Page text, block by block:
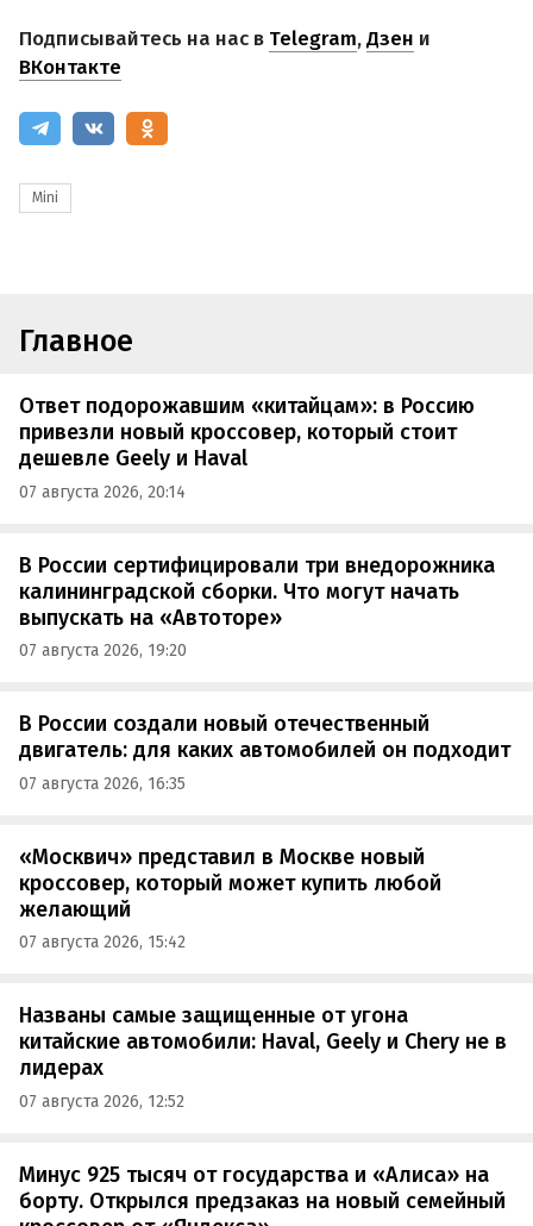
Подписывайтесь на нас в Telegram,Дзен и
ВКонтакте
Mini
Главное
Ответ подорожавшим «китайцам»: в Россию
привезли новый кроссовер, который стоит
дешевле Geely и Haval
07 августа 2026, 20:14
В России сертифицировали три внедорожника
калининградской сборки. Что могут начать
выпускать на «Автоторе»
07 августа 2026, 19:20
В России создали новый отечественный
двигатель: для каких автомобилей он подходит
07 августа 2026, 16:35
«Москвич» представил в Москве новый
кроссовер, который может купить любой
желающий
07 августа 2026, 15:42
Названы самые защищенные от угона
китайские автомобили: Haval, Geely и Chery не в
лидерах
07 августа 2026, 12:52
Минус 925 тысяч от государства и «Алиса» на
борту. Открылся предзаказ на новый семейный